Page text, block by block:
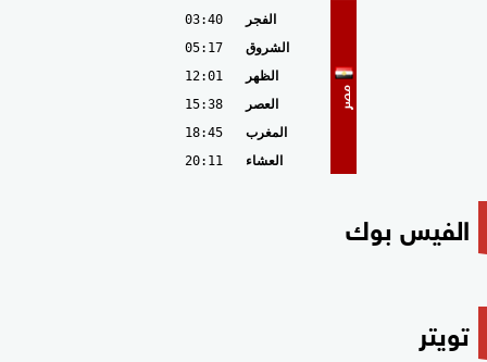
مصر
الفجر
03:40
الشروق
05:17
الظهر
12:01
العصر
15:38
المغرب
18:45
العشاء
20:11
الفيس بوك
تويتر